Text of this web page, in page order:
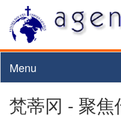
Menu
梵蒂冈 - 聚